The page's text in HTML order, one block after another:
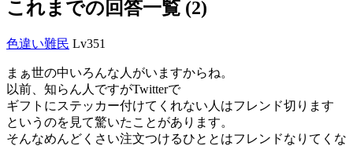
これまでの回答一覧 (2)
色違い難民 Lv351
まぁ世の中いろんな人がいますからね。
以前、知らん人ですがTwitterで
ギフトにステッカー付けてくれない人はフレンド切ります
というのを見て驚いたことがあります。
そんなめんどくさい注文つけるひととはフレンドなりてくな